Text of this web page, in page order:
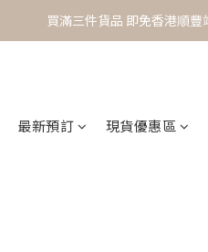
買滿三件貨品 即免香港順豐
最新預訂 現貨優惠區